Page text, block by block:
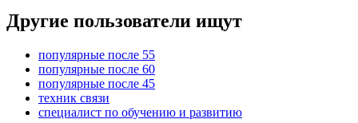
Другие пользователи ищут
популярные после 55
популярные после 60
популярные после 45
техник связи
специалист по обучению и развитию